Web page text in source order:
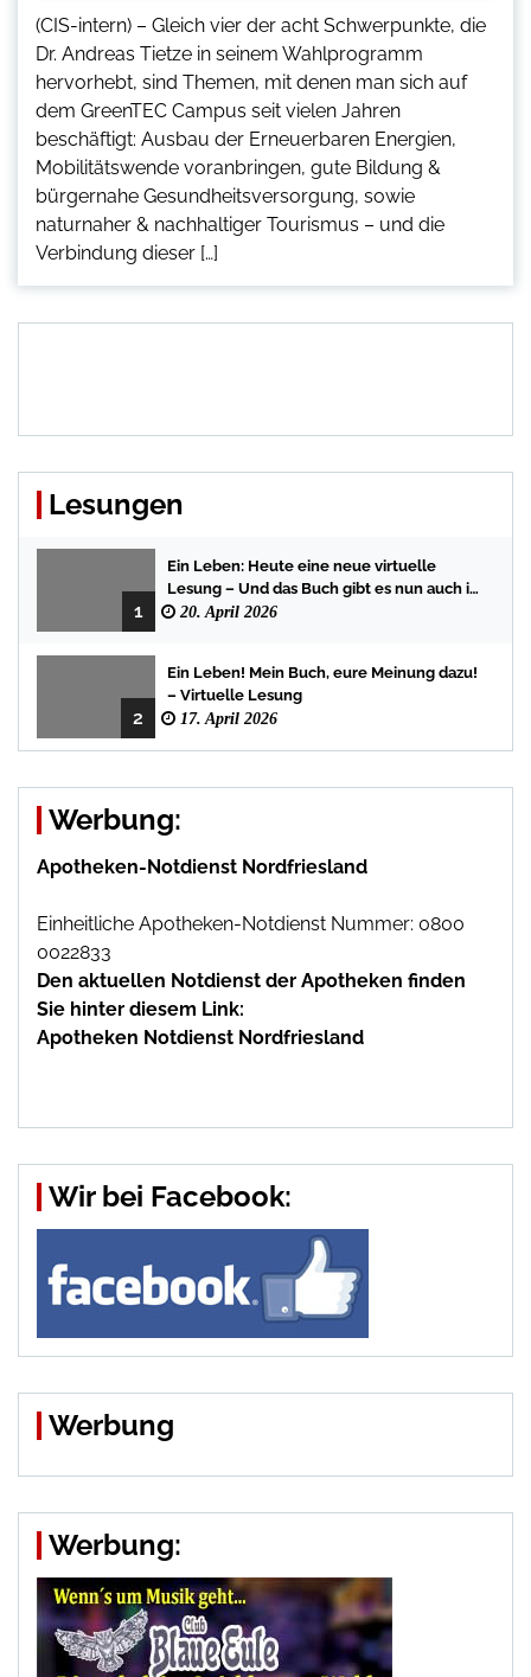
(CIS-intern) – Gleich vier der acht Schwerpunkte, die
Dr. Andreas Tietze in seinem Wahlprogramm
hervorhebt, sind Themen, mit denen man sich auf
dem GreenTEC Campus seit vielen Jahren
beschäftigt: Ausbau der Erneuerbaren Energien,
Mobilitätswende voranbringen, gute Bildung &
bürgernahe Gesundheitsversorgung, sowie
naturnaher & nachhaltiger Tourismus – und die
Verbindung dieser […]
Lesungen
1
Ein Leben: Heute eine neue virtuelle
Lesung – Und das Buch gibt es nun auch in
der Bredstedter Stadtbuchhandlung
20. April 2026
2
Ein Leben! Mein Buch, eure Meinung dazu!
– Virtuelle Lesung
17. April 2026
Werbung:
Apotheken-Notdienst Nordfriesland
Einheitliche Apotheken-Notdienst Nummer: 0800
0022833
Den aktuellen Notdienst der Apotheken finden
Sie hinter diesem Link:
Apotheken Notdienst Nordfriesland
Wir bei Facebook:
Werbung
Werbung: